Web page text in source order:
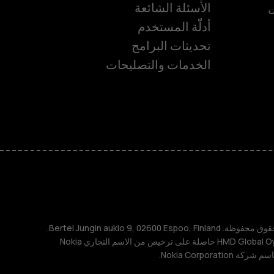
الأسئلة الشائعة
أدلّة المستخدم
تحديثات البرامج
الخدمات والتصليحات
TM و © 2026 HMD Global. جميع الحقوق محفوظة. Bertel Jungin aukio 9, 02600 Espoo, Finland.
مُعرِّف الشركة: 2724044-2. شركة HMD Global Oy حاصلة على ترخيص من الاسم التجاري Nokia